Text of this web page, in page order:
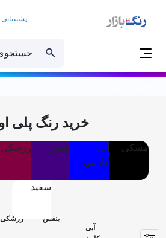
خرید رنگ پلی
مشکی
آبی
کاربنی
بنفش زرشکی
سفید